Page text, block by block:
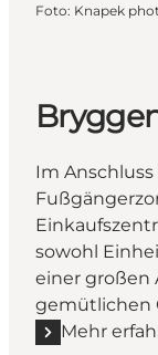
Foto: Knapek
Im
sowohl
einer großen
gemütlichen
Mehr
Mehr